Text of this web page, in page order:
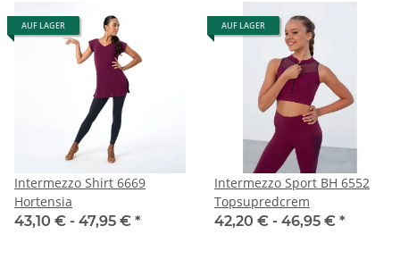
AUF LAGER
Intermezzo Shirt 6669
Hortensia
43,10 € - 47,95 € *
AUF LAGER
Intermezzo Sport BH 6552
Topsupredcrem
42,20 € - 46,95 € *